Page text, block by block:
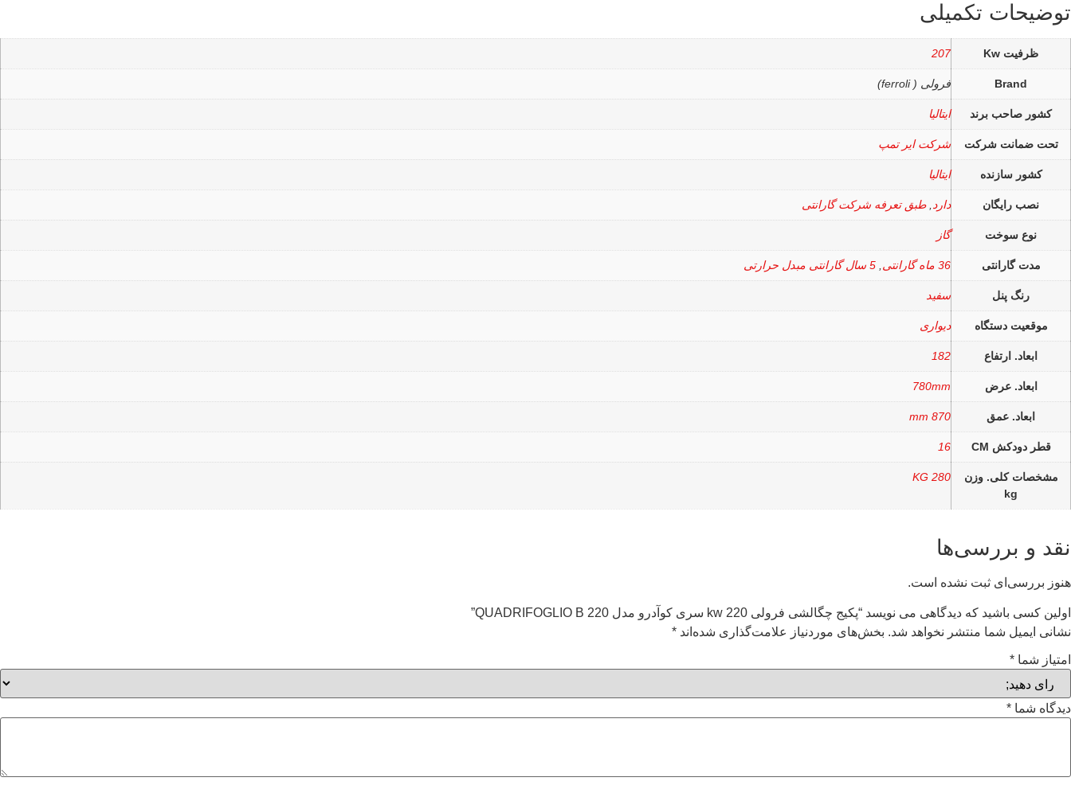
توضیحات تکمیلی
ظرفیت Kw 207
Brand فرولی ( ferroli)
کشور صاحب برند ایتالیا
تحت ضمانت شرکت شرکت ایر تمپ
کشور سازنده ایتالیا
نصب رایگان دارد ,طبق تعرفه شرکت گارانتی
نوع سوخت گاز
مدت گارانتی 36 ماه گارانتی 5 سال گارانتی مبدل حرارتی
رنگ پنل سفید
موقعیت دستگاه دیواری
ابعاد. ارتفاع 182
ابعاد. عرض 780mm
ابعاد. عمق 870 mm
قطر دودکش CM 16
مشخصات کلی. وزن
kg
280 KG
نقد و بررسی‌ها
هنوز بررسی‌ای ثبت نشده است.
اولین کسی باشید که دیدگاهی می نویسد “پکیج چگالشی فرولی 220 kw سری کوآدرو مدل QUADRIFOGLIO B 220”
نشانی ایمیل شما منتشر نخواهد شد. بخش‌های موردنیاز علامت‌گذاری شده‌اند *
امتیاز شما *
دیدگاه شما *